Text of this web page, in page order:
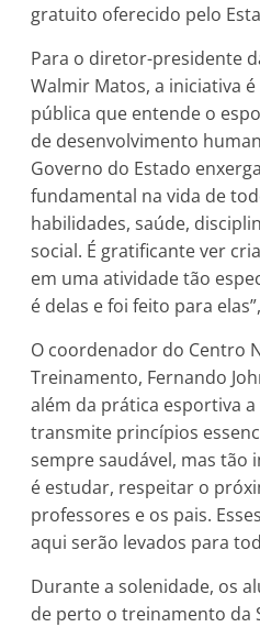
gratuito oferecido pelo
Para o diretor-presidente
Walmir Matos, a iniciativa
pública que entende o
de desenvolvimento
Governo do Estado
fundamental na vida de
habilidades, saúde,
social. É gratificante ver
em uma atividade tão
é delas e foi feito para
O coordenador do Centro
Treinamento, Fernando
além da prática esportiva
transmite princípios
sempre saudável, mas
é estudar, respeitar o
professores e os pais.
aqui serão levados para
Durante a solenidade, os
de perto o treinamento da